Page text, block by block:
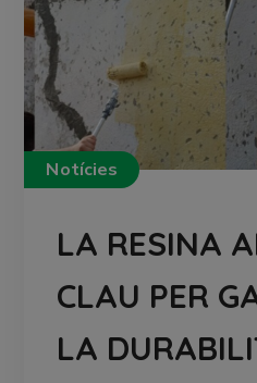
Notícies
LA RESINA
CLAU PER
LA